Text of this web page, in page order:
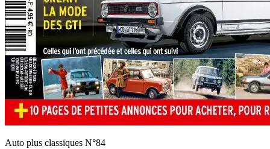
Auto plus classiques N°84